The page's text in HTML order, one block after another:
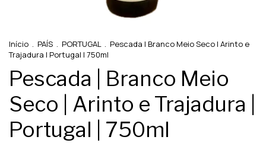
Início . PAÍS . PORTUGAL . Pescada | Branco Meio Seco | Arinto e
Trajadura | Portugal | 750ml
Pescada | Branco Meio
Seco | Arinto e Trajadura |
Portugal | 750ml